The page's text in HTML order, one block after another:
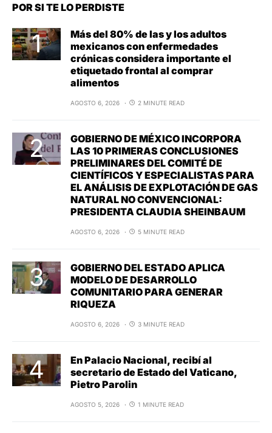
POR SI TE LO PERDISTE
Más del 80% de las y los adultos
mexicanos con enfermedades
crónicas considera importante el
etiquetado frontal al comprar
alimentos
AGOSTO 6, 2026 2 MINUTE READ
GOBIERNO DE MÉXICO INCORPORA
LAS 10 PRIMERAS CONCLUSIONES
PRELIMINARES DEL COMITÉ DE
CIENTÍFICOS Y ESPECIALISTAS PARA
EL ANÁLISIS DE EXPLOTACIÓN DE GAS
NATURAL NO CONVENCIONAL:
PRESIDENTA CLAUDIA SHEINBAUM
AGOSTO 6, 2026 5 MINUTE READ
GOBIERNO DEL ESTADO APLICA
MODELO DE DESARROLLO
COMUNITARIO PARA GENERAR
RIQUEZA
AGOSTO 6, 2026 3 MINUTE READ
En Palacio Nacional, recibí al
secretario de Estado del Vaticano,
Pietro Parolin
AGOSTO 5, 2026 1 MINUTE READ